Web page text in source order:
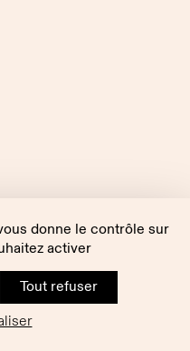
donne le contrôle sur
activer
Tout refuser